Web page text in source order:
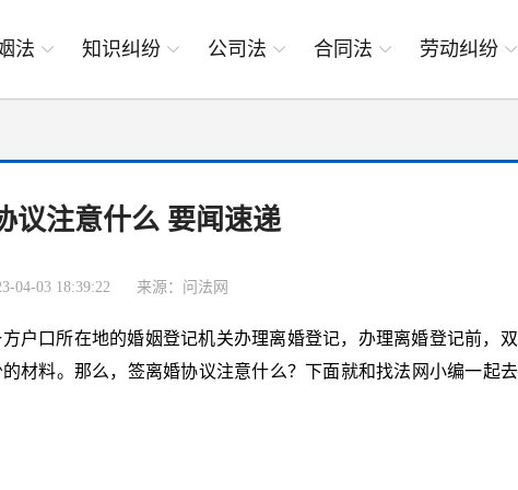
法 知识纠纷 公司法 合同法 劳动纠纷
议注意什么 要闻速递
04-03 18:39:22 来源：问法网
户口所在地的婚姻登记机关办理离婚登记，办理离婚登记前，
材料。那么，签离婚协议注意什么？下面就和找法网小编一起